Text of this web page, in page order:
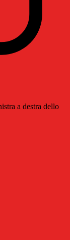
a destra dello